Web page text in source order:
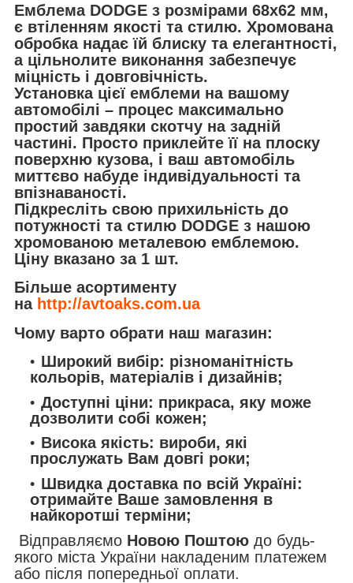
Емблема DODGE з розмірами 68х62 мм,
є втіленням якості та стилю. Хромована
обробка надає їй блиску та елегантності,
а цільнолите виконання забезпечує
міцність і довговічність.
Установка цієї емблеми на вашому
автомобілі – процес максимально
простий завдяки скотчу на задній
частині. Просто приклейте її на плоску
поверхню кузова, і ваш автомобіль
миттєво набуде індивідуальності та
впізнаваності.
Підкресліть свою прихильність до
потужності та стилю DODGE з нашою
хромованою металевою емблемою.
Ціну вказано за 1 шт.
Більше асортименту
на http://avtoaks.com.ua
Чому варто обрати наш магазин:
Широкий вибір: різноманітність
кольорів, матеріалів і дизайнів;
Доступні ціни: прикраса, яку може
дозволити собі кожен;
Висока якість: вироби, які
прослужать Вам довгі роки;
Швидка доставка по всій Україні:
отримайте Ваше замовлення в
найкоротші терміни;
Відправляємо Новою Поштою до будь-
якого міста України накладеним платежем
або після попередньої оплати.